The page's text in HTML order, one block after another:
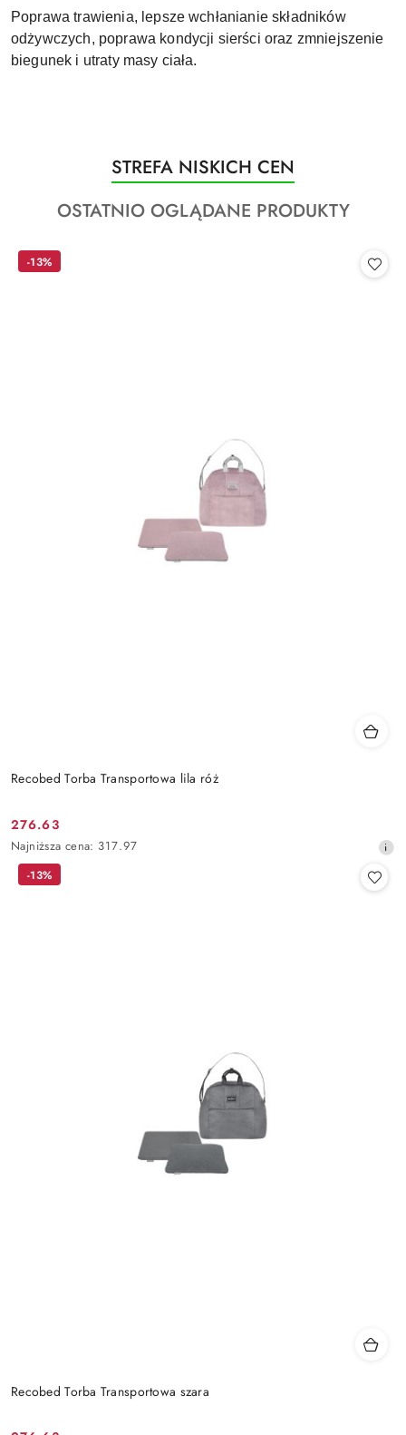
Poprawa trawienia, lepsze wchłanianie składników
odżywczych, poprawa kondycji sierści oraz zmniejszenie
biegunek i utraty masy ciała.
Pomiń karuzelę produktów
Produkty
o
statusie:
STREFA NISKICH CEN
Produkty
statusie:
OSTATNIO OGLĄDANE PRODUKTY
Recobed Torba Transportowa lila róż
Cena
promocyjna:
276.63
Najniższa
cena
Najniższa cena: 317.97
-13%
Recobed Torba Transportowa szara
-13%